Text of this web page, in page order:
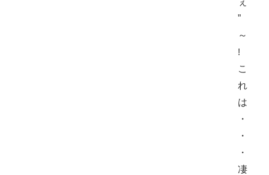
”
～
!
こ
れ
は
・
・
・
凄